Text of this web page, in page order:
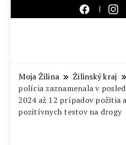
Slovensko
Moja Žilina Žilinský kraj
polícia zaznamenala v
2024 až 12 prípadov požitia
pozitívnych testov na drogy